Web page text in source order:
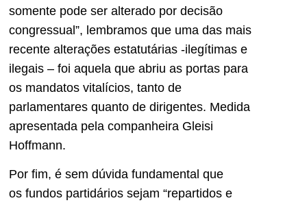
somente pode ser alterado por decisão
congressual”, lembramos que uma das mais
recente alterações estatutárias -ilegítimas e
ilegais – foi aquela que abriu as portas para
os mandatos vitalícios, tanto de
parlamentares quanto de dirigentes. Medida
apresentada pela companheira Gleisi
Hoffmann.
Por fim, é sem dúvida fundamental que
os fundos partidários sejam “repartidos e